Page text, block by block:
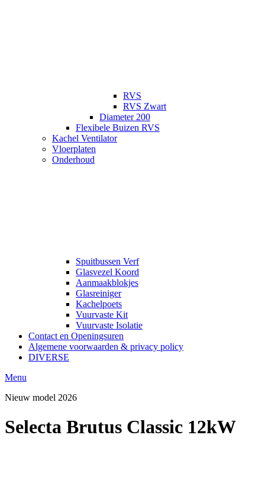
RVS
RVS Zwart
Diameter 200
Flexibele Buizen RVS
Kachel Ventilator
Vloerplaten
Onderhoud
Spuitbussen Verf
Glasvezel Koord
Aanmaakblokjes
Glasreiniger
Kachelpoets
Vuurvaste Kit
Vuurvaste Isolatie
Contact en Openingsuren
Algemene voorwaarden & privacy policy
DIVERSE
Menu
Nieuw model 2026
Selecta Brutus Classic 12kW